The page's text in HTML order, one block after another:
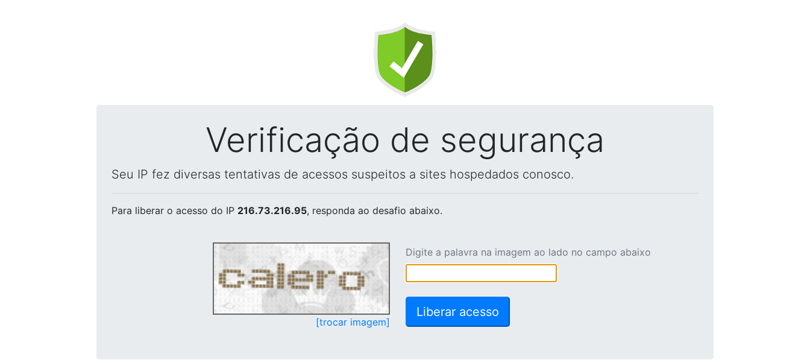
Verificação de segurança
Seu IP fez diversas tentativas de acessos suspeitos a sites hospedados conosco.
Para liberar o acesso do IP 216.73.216.95, responda ao desafio abaixo.
[trocar imagem]
Digite a palavra na imagem ao lado no campo abaixo